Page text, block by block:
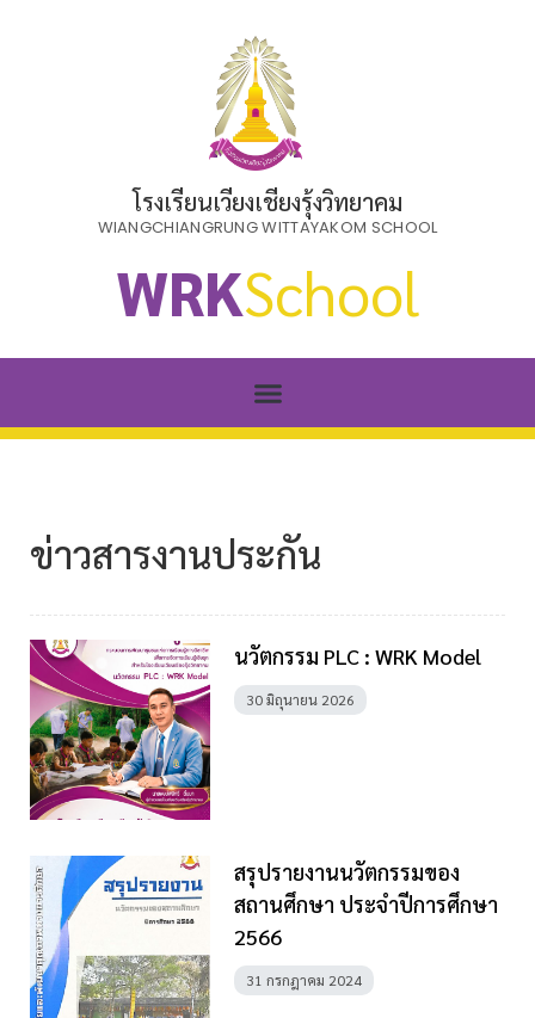
โรงเรียนเวียงเชียงรุ้งวิทยาคม
WIANGCHIANGRUNG WITTAYAKOM SCHOOL
WRKSchool
ข่าวสารงานประกัน
นวัตกรรม PLC : WRK Model
30 มิถุนายน 2026
สรุปรายงานนวัตกรรมของ
สถานศึกษา ประจำปีการศึกษา
2566
31 กรกฎาคม 2024